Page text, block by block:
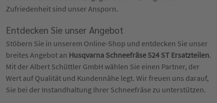
Zufriedenheit sind unser Ansporn.
Entdecken Sie unser Angebot
Stöbern Sie in unserem Online-Shop und entdecken Sie unser
breites Angebot an Husqvarna Schneefräse 524 ST Ersatzteilen.
Mit der Albert Schüttler GmbH wählen Sie einen Partner, der
Wert auf Qualität und Kundennähe legt. Wir freuen uns darauf,
Sie bei der Instandhaltung Ihrer Schneefräse zu unterstützen.